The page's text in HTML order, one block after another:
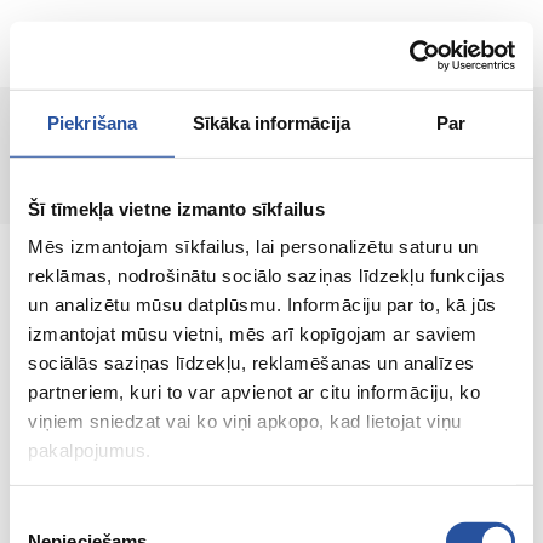
Piekrišana Sīkāka informācija Par
Šī tīmekļa vietne izmanto sīkfailus
Mēs izmantojam sīkfailus, lai personalizētu saturu un
reklāmas, nodrošinātu sociālo saziņas līdzekļu funkcijas
un analizētu mūsu datplūsmu. Informāciju par to, kā jūs
izmantojat mūsu vietni, mēs arī kopīgojam ar saviem
sociālās saziņas līdzekļu, reklamēšanas un analīzes
partneriem, kuri to var apvienot ar citu informāciju, ko
viņiem sniedzat vai ko viņi apkopo, kad lietojat viņu
pakalpojumus.
LT
Puslapis nerastas!
Internetinė parduotuvė su palankiomis
kainomis ir kokybiškomis prekėmis, kurioje
klientų pasitenkinimas yra mūsų pagrindinė
vertybė.
Viskas Tavo namams ir sodui!